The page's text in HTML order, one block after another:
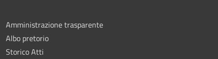
Amministrazione trasparente
Albo pretorio
Storico Atti